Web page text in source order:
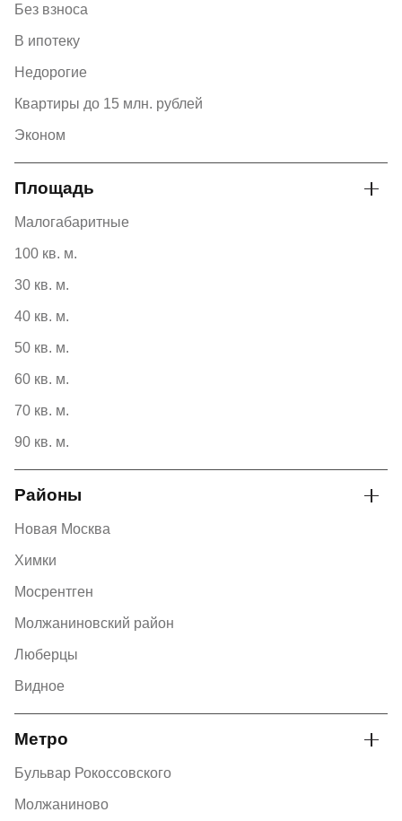
Без взноса
В ипотеку
Недорогие
Квартиры до 15 млн. рублей
Эконом
Площадь
Малогабаритные
100 кв. м.
30 кв. м.
40 кв. м.
50 кв. м.
60 кв. м.
70 кв. м.
90 кв. м.
Районы
Новая Москва
Химки
Мосрентген
Молжаниновский район
Люберцы
Видное
Метро
Бульвар Рокоссовского
Молжаниново